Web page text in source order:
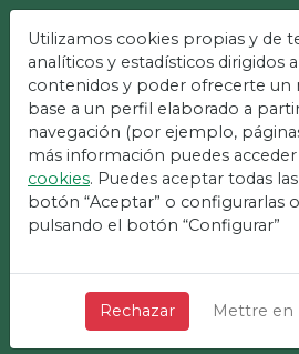
La
Simple
+ Rapide +
Chercher
Utilizamos cookies propias y de
analíticos y estadísticos dirigidos
contenidos y poder ofrecerte un
base a un perfil elaborado a
navegación (por ejemplo,
más información puedes acceder
cookies. Puedes aceptar todas
botón “Aceptar” o configurarlas
pulsando el botón “Configurar”
Rechazar Mettre en